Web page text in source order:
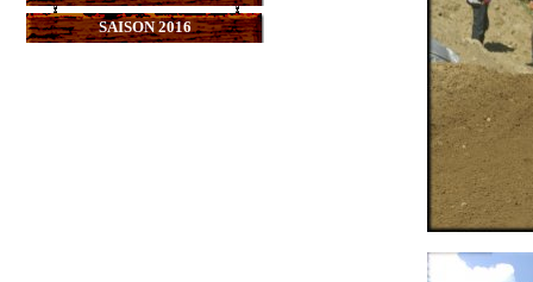
SAISON 2016